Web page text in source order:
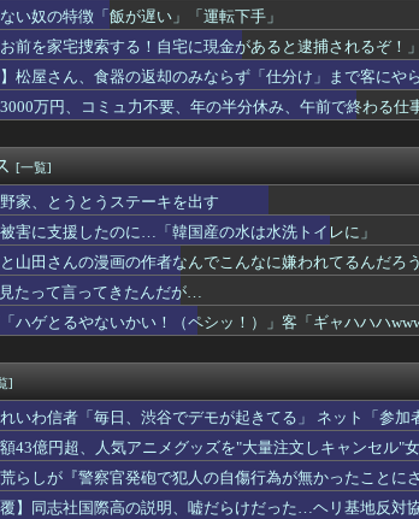
で議論 視聴者から「◯◯◯なのではないか」との批判が
で夫脅した疑い
小学生に腐敗臭を嗅がせたい」発言で大炎上
はこれほど日本が好きなのか? 投稿では「中国人も日...
島由佳を逮捕 包丁で夫脅した疑い
替介入は一時しのぎに過ぎない（キリッ」
裁を一斉発表
えないw
ないが消費税1%になったらその分商品代を値上げするわ」
ん」の苗2000株盗まれる
、日本のトマホーク発射試験を批判…「軍事的選択肢」
マシだと思う？
かに中国だろうに 〜 中核派活動家らが前夜集会「高市
総理のSNS投稿が習主席を怒らせた」 「その投稿が中国...
15%オフ 真夏のセール｣を今日終了
出たら生活保護貰おうなんて外国人が増えては困る。日本
て草」と海自トマホークへの例の界隈の反応が話題に、
半年経ったが
」 → 高市総理「ふ～ん、人事権発動ね？」 → 結果 ...
和型戦艦があったら
安を阻止するために日米の通貨当局が実施した為替介入
・清水良太郎さん死去で、落語家・柳家小はだが「いじ
い奴の特徴「飯が遅い」「運転下手」
前を家宅捜索する！自宅に現金があると逮捕されるぞ！
】松屋さん、食器の返却のみならず「仕分け」まで客にや
万円、コミュ力不要、年の半分休み、午前で終わる
[一覧]
野家、とうとうステーキを出す
害に支援したのに…「韓国産の水は水洗トイレに」
山田さんの漫画の作者なんでこんなに嫌われてるんだろ
たって言ってきたんだが…
ハゲとるやないかい！（ペシッ！）」客「ギャハハハ
]
れいわ信者「毎日、渋谷でデモが起きてる」 ネット「参
てて草」
額43億円超、人気アニメグッズを"大量注文しキャンセル
相場を操作してたのでは」
荒らしが『警察官発砲で犯人の自傷行為が無かったこと
拡散してマスゴミの偏向報道確定
覆】同志社国際高の説明、嘘だらけだった…ヘリ基地反対